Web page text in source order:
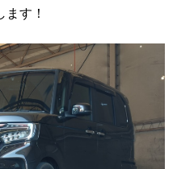
ます！